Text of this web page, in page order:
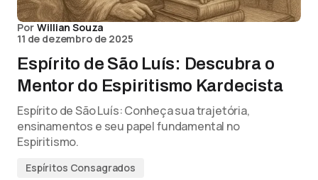
Por Willian Souza
11 de dezembro de 2025
Espírito de São Luís: Descubra o
Mentor do Espiritismo Kardecista
Espírito de São Luís: Conheça sua trajetória,
ensinamentos e seu papel fundamental no
Espiritismo.
Espíritos Consagrados